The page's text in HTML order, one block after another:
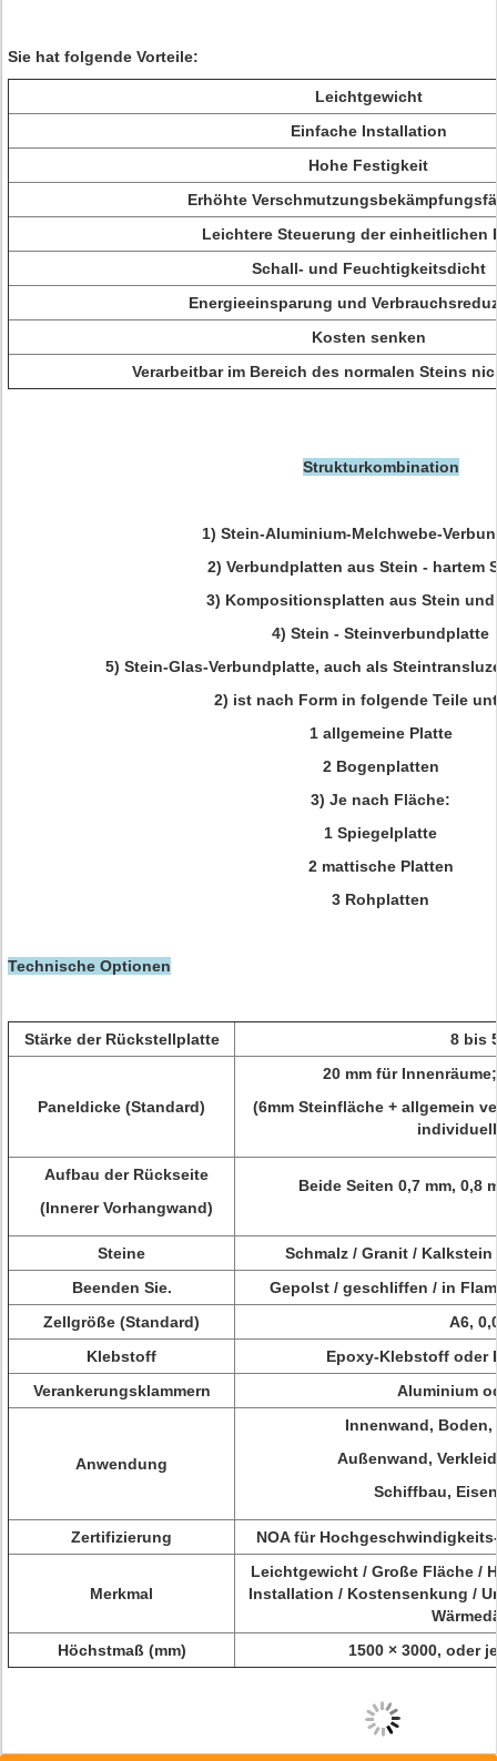
Sie hat folgende Vorteile:
Leichtgewicht
Einfache Installation
Hohe Festigkeit
Erhöhte
Leichtere Steuerung der einheitlichen
Schall- und Feuchtigkeitsdicht
Energieeinsparung und
Kosten senken
Verarbeitbar im Bereich des normalen Steins
Strukturkombination
1) Stein-Aluminium-Melchwebe-
2) Verbundplatten aus Stein - hartem
3) Kompositionsplatten aus Stein
4) Stein - Steinverbundplatte
5) Stein-Glas-Verbundplatte, auch als
2) ist nach Form in folgende Teile
1 allgemeine Platte
2 Bogenplatten
3) Je nach Fläche:
1 Spiegelplatte
2 mattische Platten
3 Rohplatten
Technische Optionen
Stärke der Rückstellplatte 8 bis
Paneldicke (Standard)
20 mm für
(6mm Steinfläche + allgemein
Aufbau der Rückseite
(Innerer Vorhangwand)
Beide Seiten 0,7 mm, 0,8
Steine
Schmalz / Granit /
Beenden Sie.
Gepolst / geschliffen / in
Zellgröße (Standard)
A6,
Klebstoff
Epoxy-Klebstoff oder
Verankerungsklammern
Aluminium
Anwendung
Innenwand,
Außenwand,
Schiffbau,
Zertifizierung NOA für
Merkmal
Leichtgewicht / Große Fläche /
Installation / Kostensenkung /
Höchstmaß (mm)
1500 × 3000, oder